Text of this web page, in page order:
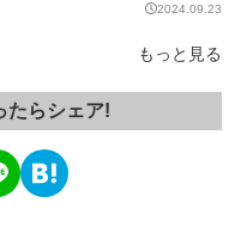
2024.09.23
もっと見る
たらシェア!